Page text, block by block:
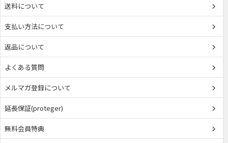
送料について
支払い方法について
返品について
よくある質問
メルマガ登録について
延長保証(proteger)
無料会員特典